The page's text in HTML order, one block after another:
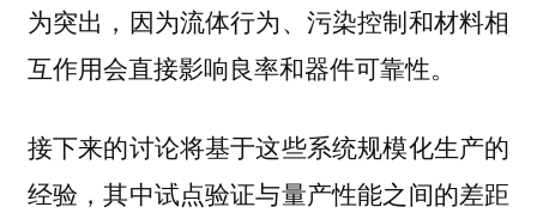
为突出，因为流体行为、污染控制和材料相
互作用会直接影响良率和器件可靠性。
接下来的讨论将基于这些系统规模化生产的
经验，其中试点验证与量产性能之间的差距